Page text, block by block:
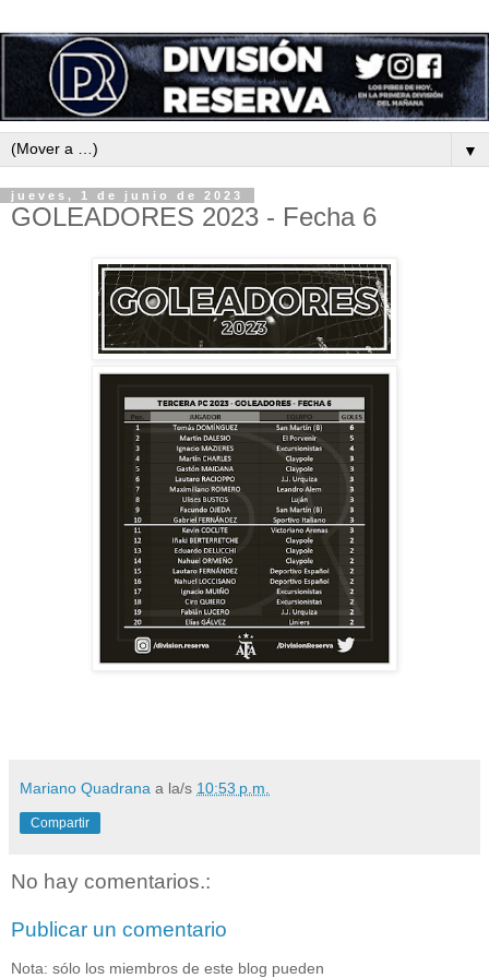
▼
jueves, 1 de junio de 2023
GOLEADORES 2023 - Fecha 6
Mariano Quadrana a la/s 10:53 p.m.
Compartir
No hay comentarios.:
Publicar un comentario
Nota: sólo los miembros de este blog pueden